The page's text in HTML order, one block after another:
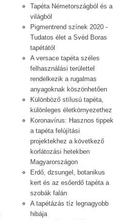
Tapéta Németországból és a
világból
Pigmentrend színek 2020 -
Tudatos élet a Svéd Boras
tapétától
A versace tapéta széles
felhasználási területtel
rendelkezik a rugalmas
anyagoknak köszönhetően
Különböző stílusú tapéta,
különleges életkörnyezethez
Koronavírus: Hasznos tippek
a tapéta felújítási
projektekhez a következő
korlátozási hetekben
Magyarországon
Erdő, dzsungel, botanikus
kert és az esőerdő tapéta a
szobák falán
A tapétázás tíz legnagyobb
hibája